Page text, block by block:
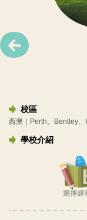
校區
西澳｜Perth、Bentley
學校介紹